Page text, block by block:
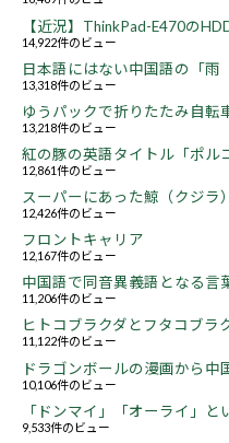
【近況】ThinkPad-E470の
14,922件のビュー
日本語にはない中国語の「雨
13,318件のビュー
ゆうパックで折りたたみ自転
13,218件のビュー
紅の豚の英語タイトル「ポル
12,861件のビュー
スーパーにあった鯨（クジラ
12,426件のビュー
フロントキャリア
12,167件のビュー
中国語で同音異義語となる言
11,206件のビュー
ヒトコブラクダとフタコブラ
11,122件のビュー
ドラゴンボールの漫画から中
10,106件のビュー
「ドンマイ」「オーライ」
9,533件のビュー